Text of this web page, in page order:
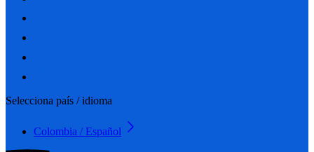
Selecciona país / idioma
Colombia / Español